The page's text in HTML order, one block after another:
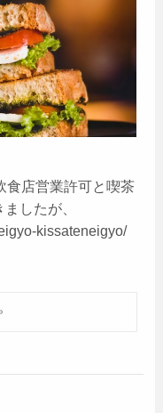
食店営業許可と喫茶
したが、
kissateneigyo/